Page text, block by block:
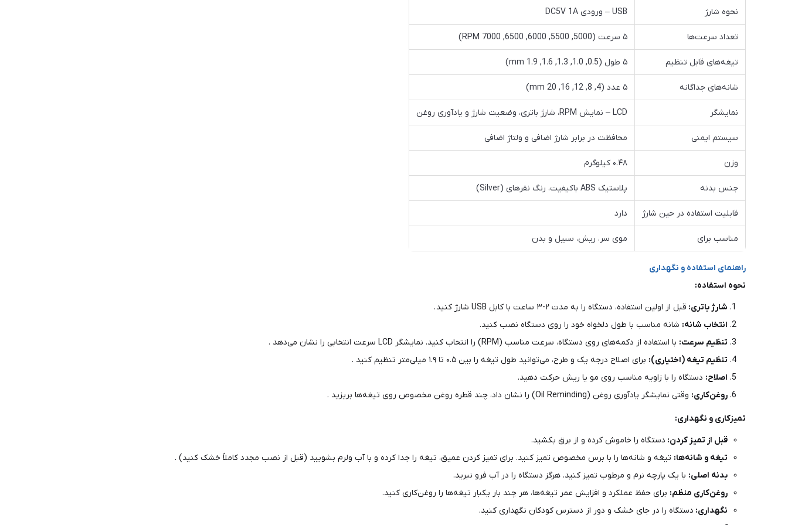
نحوه شارژ USB – ورودی DC5V 1A
تعداد سرعت‌ها ۵ سرعت (5000, 5500, 6000, 6500, 7000 RPM)
تیغه‌های قابل تنظیم ۵ طول (0.5, 1.0, 1.3, 1.6, 1.9 mm)
شانه‌های جداگانه ۵ عدد (4, 8, 12, 16, 20 mm)
نمایشگر LCD – نمایش RPM، شارژ باتری، وضعیت شارژ و یادآوری روغن
سیستم ایمنی محافظت در برابر شارژ اضافی و ولتاژ اضافی
وزن ۰.۴۸ کیلوگرم
جنس بدنه پلاستیک ABS باکیفیت، رنگ نقرهای (Silver)
قابلیت استفاده در حین شارژ دارد
مناسب برای موی سر، ریش، سبیل و بدن
راهنمای استفاده و نگهداری
نحوه استفاده:
شارژ باتری: قبل از اولین استفاده، دستگاه را به مدت ۲-۳ ساعت با کابل USB شارژ کنید .
انتخاب شانه: شانه مناسب با طول دلخواه خود را روی دستگاه نصب کنید.
تنظیم سرعت: با استفاده از دکمه‌های روی دستگاه، سرعت مناسب (RPM) را انتخاب کنید. نمایشگر LCD سرعت انتخابی را نشان می‌دهد .
تنظیم تیغه (اختیاری): برای اصلاح درجه یک و طرح، می‌توانید طول تیغه را بین ۰.۵ تا ۱.۹ میلی‌متر تنظیم کنید .
اصلاح: دستگاه را با زاویه مناسب روی مو یا ریش حرکت دهید.
روغن‌کاری: وقتی نمایشگر یادآوری روغن (Oil Reminding) را نشان داد، چند قطره روغن مخصوص روی تیغه‌ها بریزید .
تمیزکاری و نگهداری:
قبل از تمیز کردن: دستگاه را خاموش کرده و از برق بکشید.
تیغه و شانه‌ها: تیغه و شانه‌ها را با برس مخصوص تمیز کنید. برای تمیز کردن عمیق، تیغه را جدا کرده و با آب ولرم بشویید (قبل از نصب مجدد کاملاً خشک کنید) .
بدنه اصلی: با یک پارچه نرم و مرطوب تمیز کنید. هرگز دستگاه را در آب فرو نبرید.
روغن‌کاری منظم: برای حفظ عملکرد و افزایش عمر تیغه‌ها، هر چند بار یکبار تیغه‌ها را روغن‌کاری کنید.
نگهداری: دستگاه را در جای خشک و دور از دسترس کودکان نگهداری کنید.